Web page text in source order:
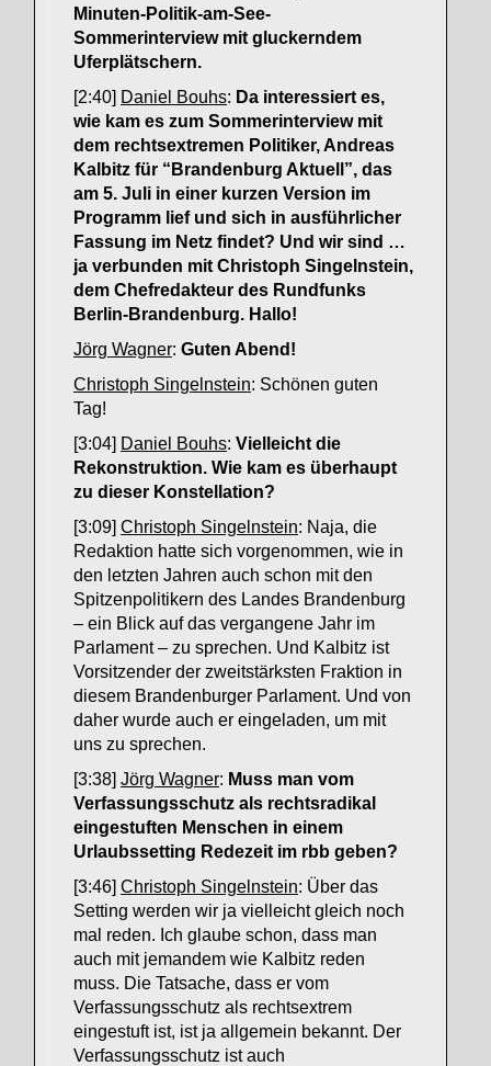
Minuten-Politik-am-See-
Sommerinterview mit gluckerndem
Uferplätschern.
[2:40] Daniel Bouhs: Da interessiert es,
wie kam es zum Sommerinterview mit
dem rechtsextremen Politiker, Andreas
Kalbitz für “Brandenburg Aktuell”, das
am 5. Juli in einer kurzen Version im
Programm lief und sich in ausführlicher
Fassung im Netz findet? Und wir sind …
ja verbunden mit Christoph Singelnstein,
dem Chefredakteur des Rundfunks
Berlin-Brandenburg. Hallo!
Jörg Wagner: Guten Abend!
Christoph Singelnstein: Schönen guten
Tag!
[3:04] Daniel Bouhs: Vielleicht die
Rekonstruktion. Wie kam es überhaupt
zu dieser Konstellation?
[3:09] Christoph Singelnstein: Naja, die
Redaktion hatte sich vorgenommen, wie in
den letzten Jahren auch schon mit den
Spitzenpolitikern des Landes Brandenburg
– ein Blick auf das vergangene Jahr im
Parlament – zu sprechen. Und Kalbitz ist
Vorsitzender der zweitstärksten Fraktion in
diesem Brandenburger Parlament. Und von
daher wurde auch er eingeladen, um mit
uns zu sprechen.
[3:38] Jörg Wagner: Muss man vom
Verfassungsschutz als rechtsradikal
eingestuften Menschen in einem
Urlaubssetting Redezeit im rbb geben?
[3:46] Christoph Singelnstein: Über das
Setting werden wir ja vielleicht gleich noch
mal reden. Ich glaube schon, dass man
auch mit jemandem wie Kalbitz reden
muss. Die Tatsache, dass er vom
Verfassungsschutz als rechtsextrem
eingestuft ist, ist ja allgemein bekannt. Der
Verfassungsschutz ist auch